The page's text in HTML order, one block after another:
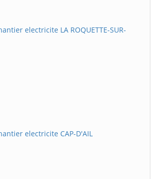
electricite LA ROQUETTE-SUR-
electricite CAP-D'AIL